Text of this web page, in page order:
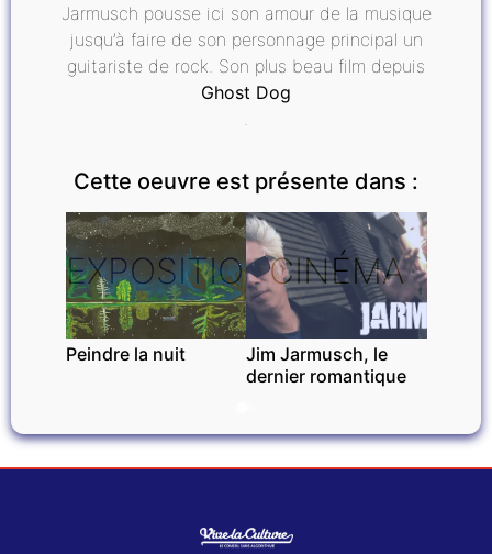
Jarmusch pousse ici son amour de la musique
jusqu’à faire de son personnage principal un
guitariste de rock. Son plus beau film depuis
Ghost Dog
.
Cette oeuvre est présente dans :
EXPOSITIONS
Peindre la nuit
CINÉMA
Jim Jarmusch, le
dernier romantique